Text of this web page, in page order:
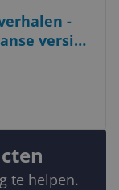
-
versie,
te helpen.